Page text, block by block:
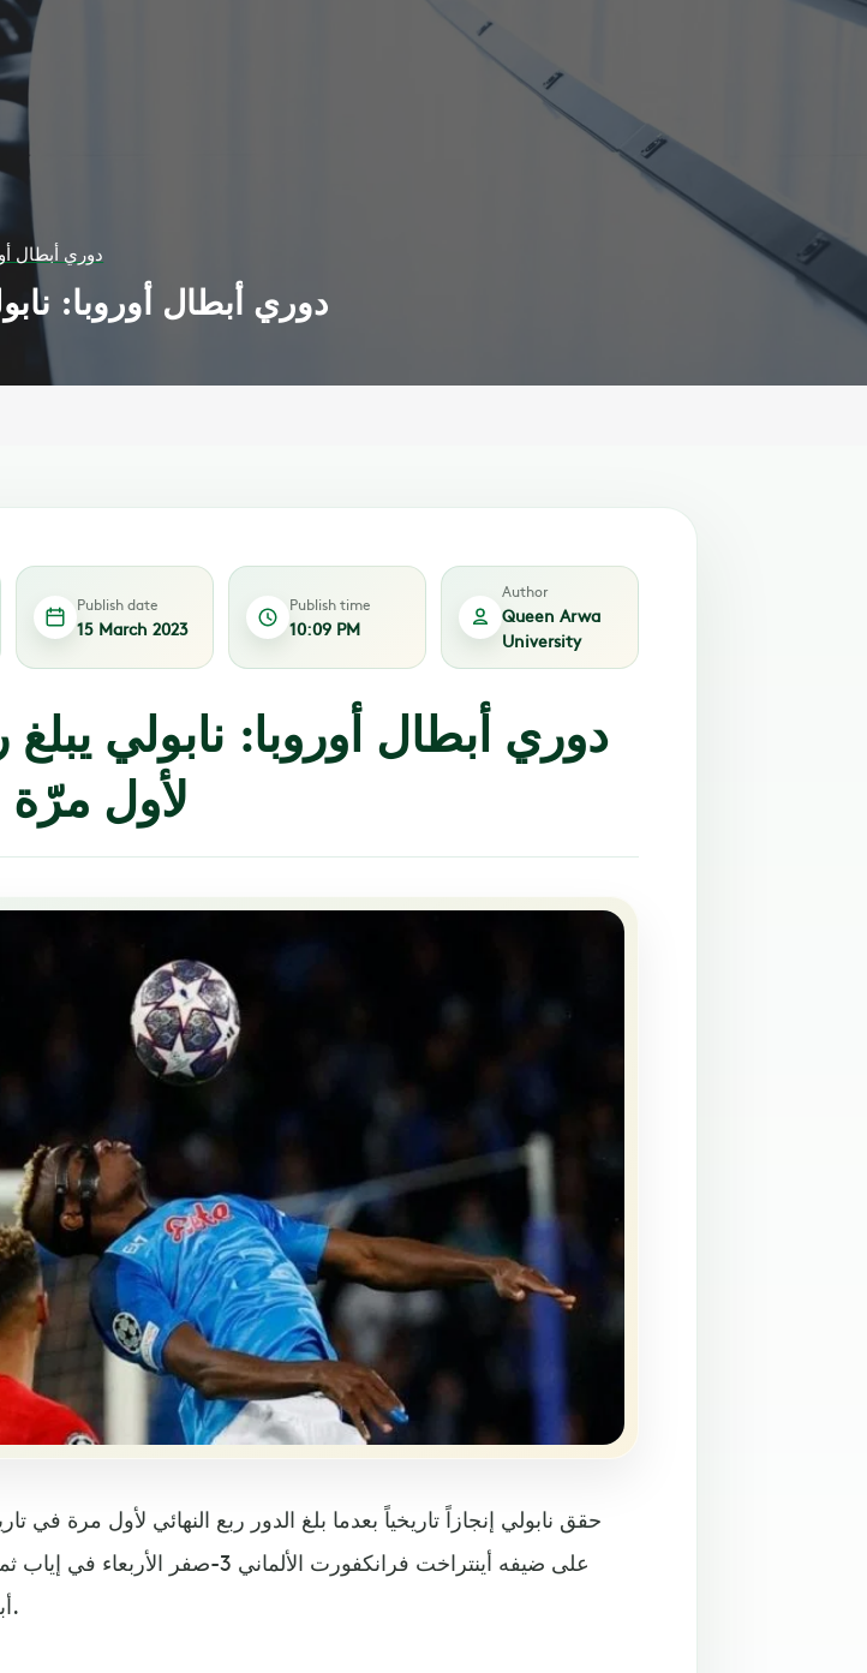
دوري أبطال
دوري أبطال أوروبا:
Publish date
15 March 2023
Publish time
10:09 PM
Author
Queen Arwa
University
دوري أبطال أوروبا: نابولي يبلغ
لأول
حقق نابولي إنجازاً تاريخياً بعدما بلغ الدور ربع النهائي لأول مرة في
على ضيفه أينتراخت فرانكفورت الألماني 3-
أبطال أوروبا لكرة القدم.